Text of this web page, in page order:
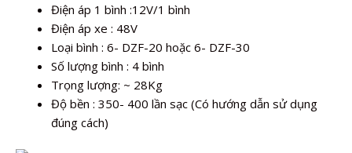
Điện áp 1 bình :12V/1 bình
Điện áp xe : 48V
Loại bình : 6- DZF-20 hoặc 6- DZF-30
Số lượng bình : 4 bình
Trọng lượng: ~ 28Kg
Độ bền : 350- 400 lần sạc (Có hướng dẫn sử dụng
đúng cách)